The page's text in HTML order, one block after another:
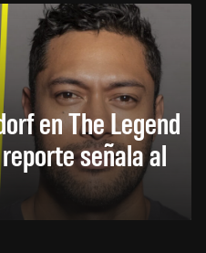
en The Legend
señala al